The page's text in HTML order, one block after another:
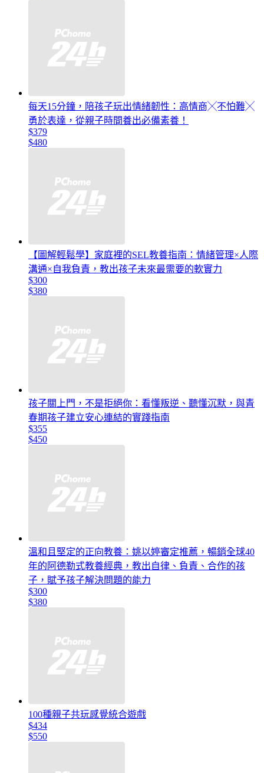
每天15分鐘，陪孩子玩出情緒韌性：高情商╳不怕難╳
勇於表達，從親子時間養出必備素養！
$379
$480
【圖解輕鬆學】家庭裡的SEL教養指南：情緒管理×人際
溝通×自我負責，教出孩子未來最需要的軟實力
$300
$380
孩子關上門，不是拒絕你：看懂叛逆、聽懂沉默，與青
春期孩子建立安心連結的實踐指南
$355
$450
溫和且堅定的正向教養：姚以婷審定推薦，暢銷全球40
年的阿德勒式教養經典，教出自律、負責、合作的孩
子，賦予孩子解決問題的能力
$300
$380
100種親子共玩感覺統合遊戲
$434
$550